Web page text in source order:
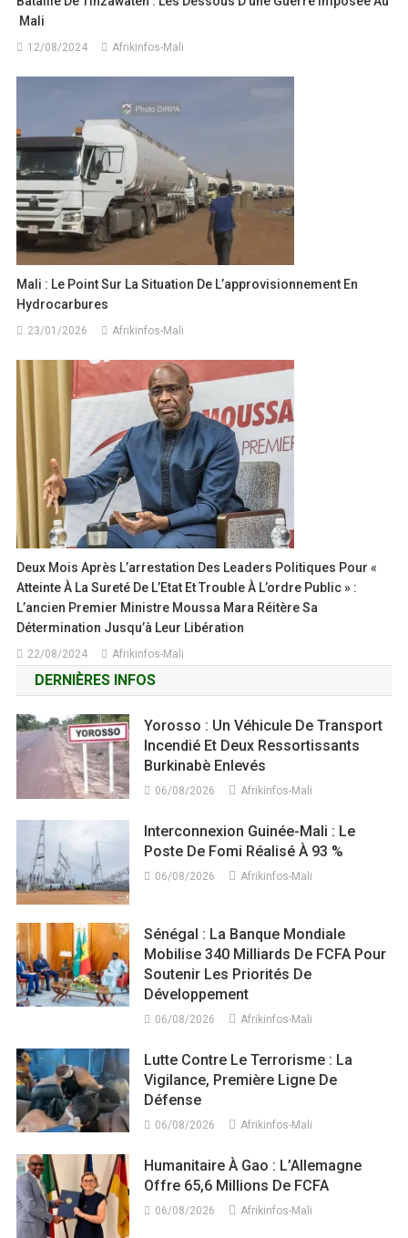
Mali
12/08/2024 Afrikinfos-Mali
Mali : Le Point Sur La Situation De L’approvisionnement En
Hydrocarbures
23/01/2026 Afrikinfos-Mali
Deux Mois Après L’arrestation Des Leaders Politiques Pour «
Atteinte À La Sureté De L’Etat Et Trouble À L’ordre Public » :
L’ancien Premier Ministre Moussa Mara Réitère Sa
Détermination Jusqu’à Leur Libération
22/08/2024 Afrikinfos-Mali
DERNIÈRES INFOS
Yorosso : Un Véhicule De Transport
Incendié Et Deux Ressortissants
Burkinabè Enlevés
06/08/2026 Afrikinfos-Mali
Interconnexion Guinée-Mali : Le
Poste De Fomi Réalisé À 93 %
06/08/2026 Afrikinfos-Mali
Sénégal : La Banque Mondiale
Mobilise 340 Milliards De FCFA Pour
Soutenir Les Priorités De
Développement
06/08/2026 Afrikinfos-Mali
Lutte Contre Le Terrorisme : La
Vigilance, Première Ligne De
Défense
06/08/2026 Afrikinfos-Mali
Humanitaire À Gao : L’Allemagne
Offre 65,6 Millions De FCFA
06/08/2026 Afrikinfos-Mali